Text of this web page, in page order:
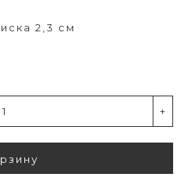
2,3 см
+